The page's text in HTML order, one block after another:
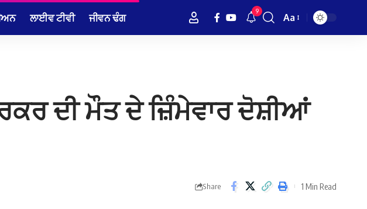
ਲਾਈਵ ਟੀਵੀ ਜੀਵਨ ਢੰਗ 9
Font
Aa
ਦੀ ਮੌਤ ਦੇ ਜ਼ਿੰਮੇਵਾਰ ਦੋਸ਼ੀਆਂ
Share 1 Min Read